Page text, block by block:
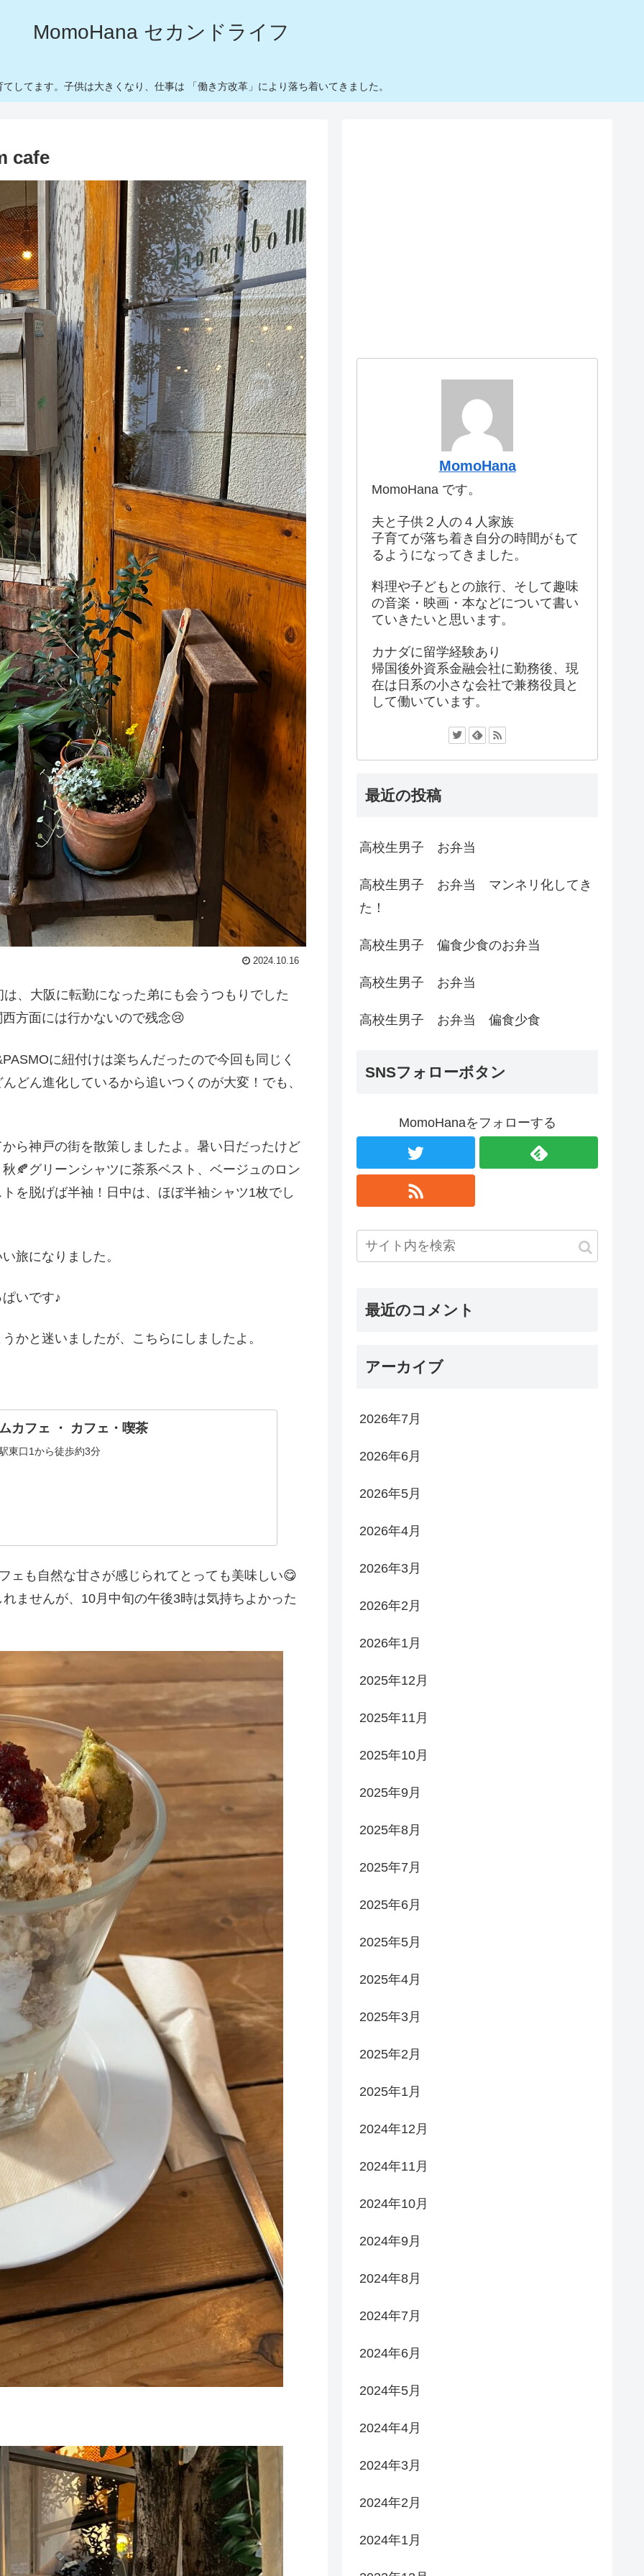
MomoHana セカンドライフ
してます。子供は大きくなり、仕事は 「働き方改革」により落ち着いてきました。
cafe
2024.10.16
、大阪に転勤になった弟にも会うつもりでした
方面には行かないので残念😢
に紐付けは楽ちんだったので今回も同じく
どん進化しているから追いつくのが大変！でも、
ら神戸の街を散策しましたよ。暑い日だったけど
🍂グリーンシャツに茶系ベスト、ベージュのロン
を脱げば半袖！日中は、ほぼ半袖シャツ1枚でし
旅になりました。
いです♪
かと迷いましたが、こちらにしましたよ。
カフェ ・ カフェ・喫茶
東口1から徒歩約3分
ェも自然な甘さが感じられてとっても美味しい😋
ませんが、10月中旬の午後3時は気持ちよかった
MomoHana
MomoHana です。
夫と子供２人の４人家族
子育てが落ち着き自分の時間がもて
るようになってきました。
料理や子どもとの旅行、そして趣味
の音楽・映画・本などについて書い
ていきたいと思います。
カナダに留学経験あり
帰国後外資系金融会社に勤務後、現
在は日系の小さな会社で兼務役員と
して働いています。
最近の投稿
高校生男子 お弁当
高校生男子 お弁当 マンネリ化してき
た！
高校生男子 偏食少食のお弁当
高校生男子 お弁当
高校生男子 お弁当 偏食少食
SNSフォローボタン
MomoHanaをフォローする
最近のコメント
アーカイブ
2026年7月
2026年6月
2026年5月
2026年4月
2026年3月
2026年2月
2026年1月
2025年12月
2025年11月
2025年10月
2025年9月
2025年8月
2025年7月
2025年6月
2025年5月
2025年4月
2025年3月
2025年2月
2025年1月
2024年12月
2024年11月
2024年10月
2024年9月
2024年8月
2024年7月
2024年6月
2024年5月
2024年4月
2024年3月
2024年2月
2024年1月